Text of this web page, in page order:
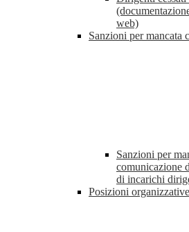
web)
Sanzioni per mancata
Sanzioni per
comunicazione
di incarichi
Posizioni organizzative